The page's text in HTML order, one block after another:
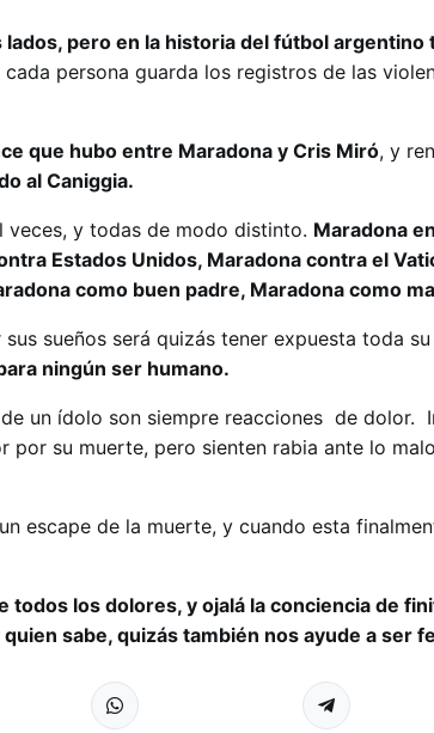
pero en la historia del fútbol argentino
cada persona guarda los registros de las
que hubo entre Maradona y Cris Miró, y
al Caniggia.
y todas de modo distinto. Maradona
Estados Unidos, Maradona contra el
como buen padre, Maradona como
sueños será quizás tener expuesta toda su
ningún ser humano.
un ídolo son siempre reacciones de dolor.
por su muerte, pero sienten rabia ante lo
escape de la muerte, y cuando esta
todos los dolores, y ojalá la conciencia de
sabe, quizás también nos ayude a ser